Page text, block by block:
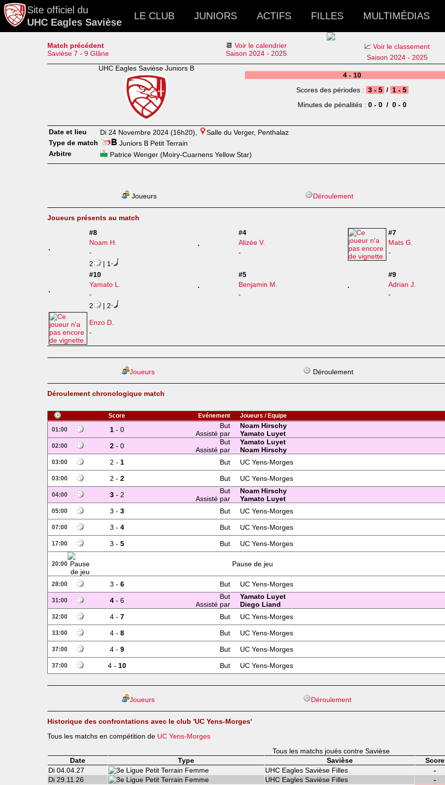
Site officiel du
UHC Eagles Savièse
LE CLUB JUNIORS ACTIFS FILLES MULTIMÉDIAS
Match précédent
Savièse 7 - 9 Glâne
📆 Voir le calendrier
Saison 2024 - 2025
📈Voir le classement
Saison 2024 - 2025
UHC Eagles Savièse Juniors B
4 - 10
Scores des périodes : 3 - 5 / 1 - 5
Minutes de pénalités :0 - 0 / 0 - 0
Date et lieu Di 24 Novembre 2024 (16h20),
Salle du Verger, Penthalaz
Type de match
Juniors B Petit Terrain
Arbitre
Patrice Wenger (Moiry-Cuarnens Yellow Star)
Joueurs Déroulement
Joueurs présents au match
#8
Noam H.
-
2
| 1
#4
Alizée V.
-
#7
Mats G.
-
#10
Yamato L.
-
2
| 2
#5
Benjamin M.
-
#9
Adrian J.
-
Enzo D.
-
Joueurs Déroulement
Déroulement chronologique match
Score Evénement
Joueurs / Equipe
01:00
1- 0 But
Noam Hirschy
Assisté par
Yamato Luyet
02:00 2- 0 But
Yamato Luyet
Assisté par
Noam Hirschy
03:00 2 - 1 But UC Yens-Morges
03:00 2 - 2 But UC Yens-Morges
04:00 3- 2 But
Noam Hirschy
Assisté par
Yamato Luyet
05:00 3 - 3 But UC Yens-Morges
07:00 3 - 4 But UC Yens-Morges
17:00 3 - 5 But UC Yens-Morges
20:00 Pause de jeu
28:00 3 - 6 But UC Yens-Morges
31:00 4- 6 But
Yamato Luyet
Assisté par
Diego Liand
32:00 4 - 7 But UC Yens-Morges
33:00 4 - 8 But UC Yens-Morges
37:00 4 - 9 But UC Yens-Morges
37:00 4 - 10 But UC Yens-Morges
Joueurs Déroulement
Historique des confrontations avec le club 'UC Yens-Morges'
Tous les matchs en compétition de UC Yens-Morges
Tous les matchs joués contre Savièse
Date
Type Savièse Score
Di 04.04.27
UHC Eagles Savièse Filles -
Di 29.11.26
UHC Eagles Savièse Filles -